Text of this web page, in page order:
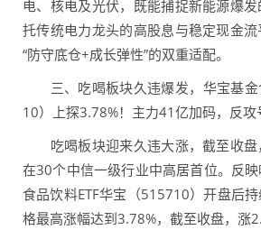
电、核电及光伏，既能捕捉新能源爆
托传统电力龙头的高股息与稳定现金
“防守底仓+成长弹性”的双重适配。
三、吃喝板块久违爆发，华宝基金
10）上探3.78%！主力41亿加码，反攻
吃喝板块迎来久违大涨，截至收盘
在30个中信一级行业中高居首位。反
食品饮料ETF华宝（515710）开盘后
格最高涨幅达到3.78%，截至收盘，涨